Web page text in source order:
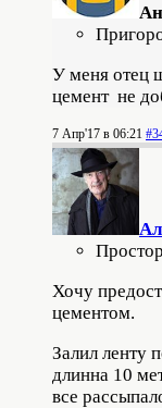
У меня отец
цемент не
7 Апр'17 в 06:21
Хочу
цементом.
Залил ленту
длинна 10
все